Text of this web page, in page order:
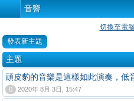
音響
切換至電
發表新主題
主題
頑皮豹的音樂是這樣如此演奏，低
0 2020年 8月 3日, 15:47